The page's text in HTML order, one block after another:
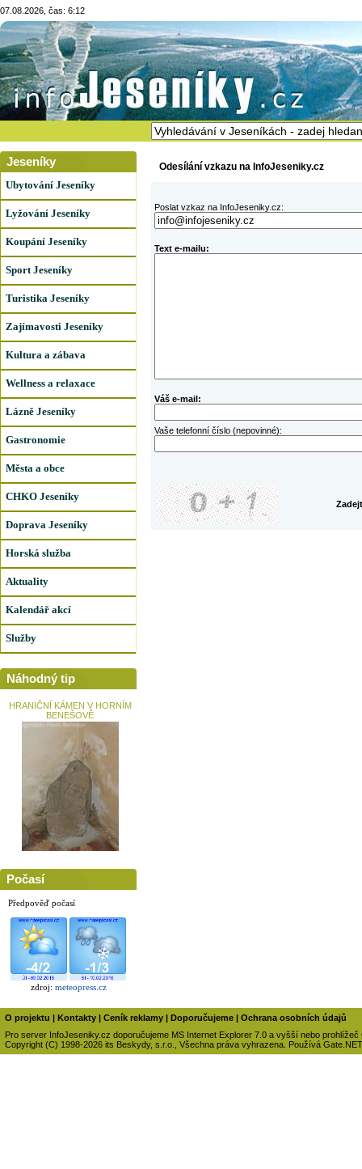
07.08.2026, čas: 6:12
Jeseníky
Ubytování Jeseníky
Lyžování Jeseníky
Koupání Jeseníky
Sport Jeseníky
Turistika Jeseníky
Zajímavosti Jeseníky
Kultura a zábava
Wellness a relaxace
Lázně Jeseníky
Gastronomie
Města a obce
CHKO Jeseníky
Doprava Jeseníky
Horská služba
Aktuality
Kalendář akcí
Služby
Náhodný tip
HRANIČNÍ KÁMEN V HORNÍM
BENEŠOVĚ
Počasí
Předpověď počasí
zdroj: meteopress.cz
Odesílání vzkazu na InfoJeseniky.cz
Poslat vzkaz na InfoJeseniky.cz:
Text e-mailu:
Váš e-mail:
Vaše telefonní číslo (nepovinné):
O projektu Kontakty Ceník reklamy Doporučujeme
Ochrana osobních údajů
Pro server InfoJeseniky.cz doporučujeme MS Internet Explorer 7.0 a vyšší nebo prohlížeč
Copyright (C) 1998-2026 its Beskydy, s.r.o., Všechna práva vyhrazena. Používá